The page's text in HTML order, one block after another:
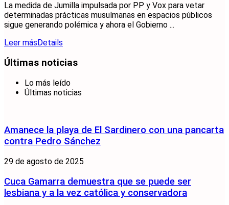
La medida de Jumilla impulsada por PP y Vox para vetar
determinadas prácticas musulmanas en espacios públicos
sigue generando polémica y ahora el Gobierno ...
Leer más Details
Últimas noticias
Lo más leído
Últimas noticias
Amanece la playa de El Sardinero con una pancarta
contra Pedro Sánchez
29 de agosto de 2025
Cuca Gamarra demuestra que se puede ser
lesbiana y a la vez católica y conservadora